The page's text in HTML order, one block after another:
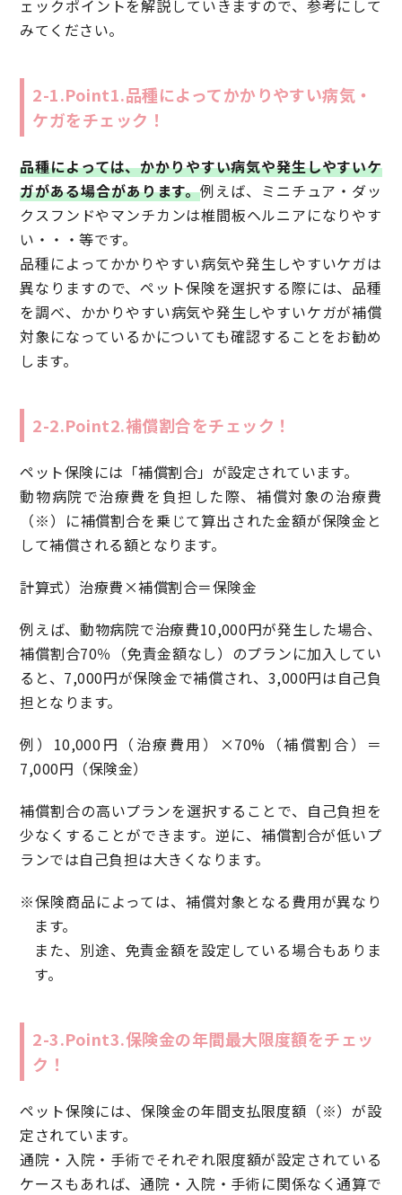
ェックポイントを解説していきますので、参考にして
みてください。
2-1.Point1.品種によってかかりやすい病気・
ケガをチェック！
品種によっては、かかりやすい病気や発生しやすいケ
ガがある場合があります。例えば、ミニチュア・ダッ
クスフンドやマンチカンは椎間板ヘルニアになりやす
い・・・等です。
品種によってかかりやすい病気や発生しやすいケガは
異なりますので、ペット保険を選択する際には、品種
を調べ、かかりやすい病気や発生しやすいケガが補償
対象になっているかについても確認することをお勧め
します。
2-2.Point2.補償割合をチェック！
ペット保険には「補償割合」が設定されています。
動物病院で治療費を負担した際、補償対象の治療費
（※）に補償割合を乗じて算出された金額が保険金と
して補償される額となります。
計算式）治療費×補償割合＝保険金
例えば、動物病院で治療費10,000円が発生した場合、
補償割合70％（免責金額なし）のプランに加入してい
ると、7,000円が保険金で補償され、3,000円は自己負
担となります。
例）10,000円（治療費用）×70%（補償割合）＝
7,000円（保険金）
補償割合の高いプランを選択することで、自己負担を
少なくすることができます。逆に、補償割合が低いプ
ランでは自己負担は大きくなります。
※保険商品によっては、補償対象となる費用が異なり
ます。
また、別途、免責金額を設定している場合もありま
す。
2-3.Point3.保険金の年間最大限度額をチェッ
ク！
ペット保険には、保険金の年間支払限度額（※）が設
定されています。
通院・入院・手術でそれぞれ限度額が設定されている
ケースもあれば、通院・入院・手術に関係なく通算で